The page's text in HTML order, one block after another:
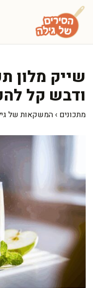
לדלג
לתוכן
שייק מלון
ודבש קל
מתכונים › המשקאות של